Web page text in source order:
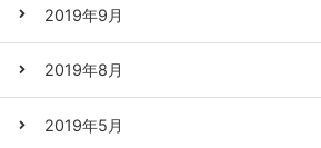
2019年9月
2019年8月
2019年5月